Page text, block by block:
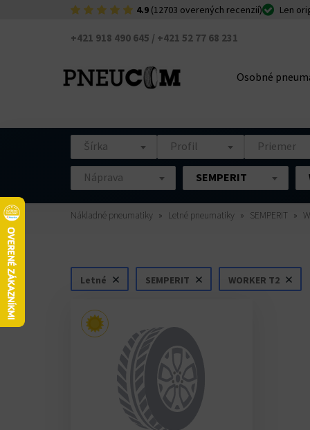
4.9 (12703 overených recenzií) Len
+421 918 490 645 / +421 52 77 68 231
Osobné
Šírka Profil Priemer
Náprava SEMPERIT
Nákladné pneumatiky Letné pneumatiky SEMPERIT
Letné SEMPERIT WORKER T2